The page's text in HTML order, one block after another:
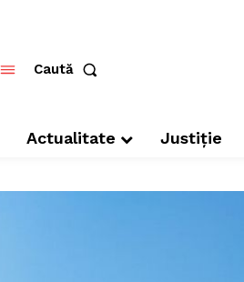
Caută
Actualitate Justiție